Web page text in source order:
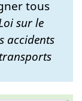
tous
sur le
accidents